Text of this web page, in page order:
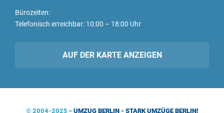
Bürozeiten:
Telefonisch erreichbar: 10:00 – 18:00 Uhr
AUF DER KARTE ANZEIGEN
© 2004-2025 - UMZUG BERLIN - STARK UMZÜGE BERLIN!